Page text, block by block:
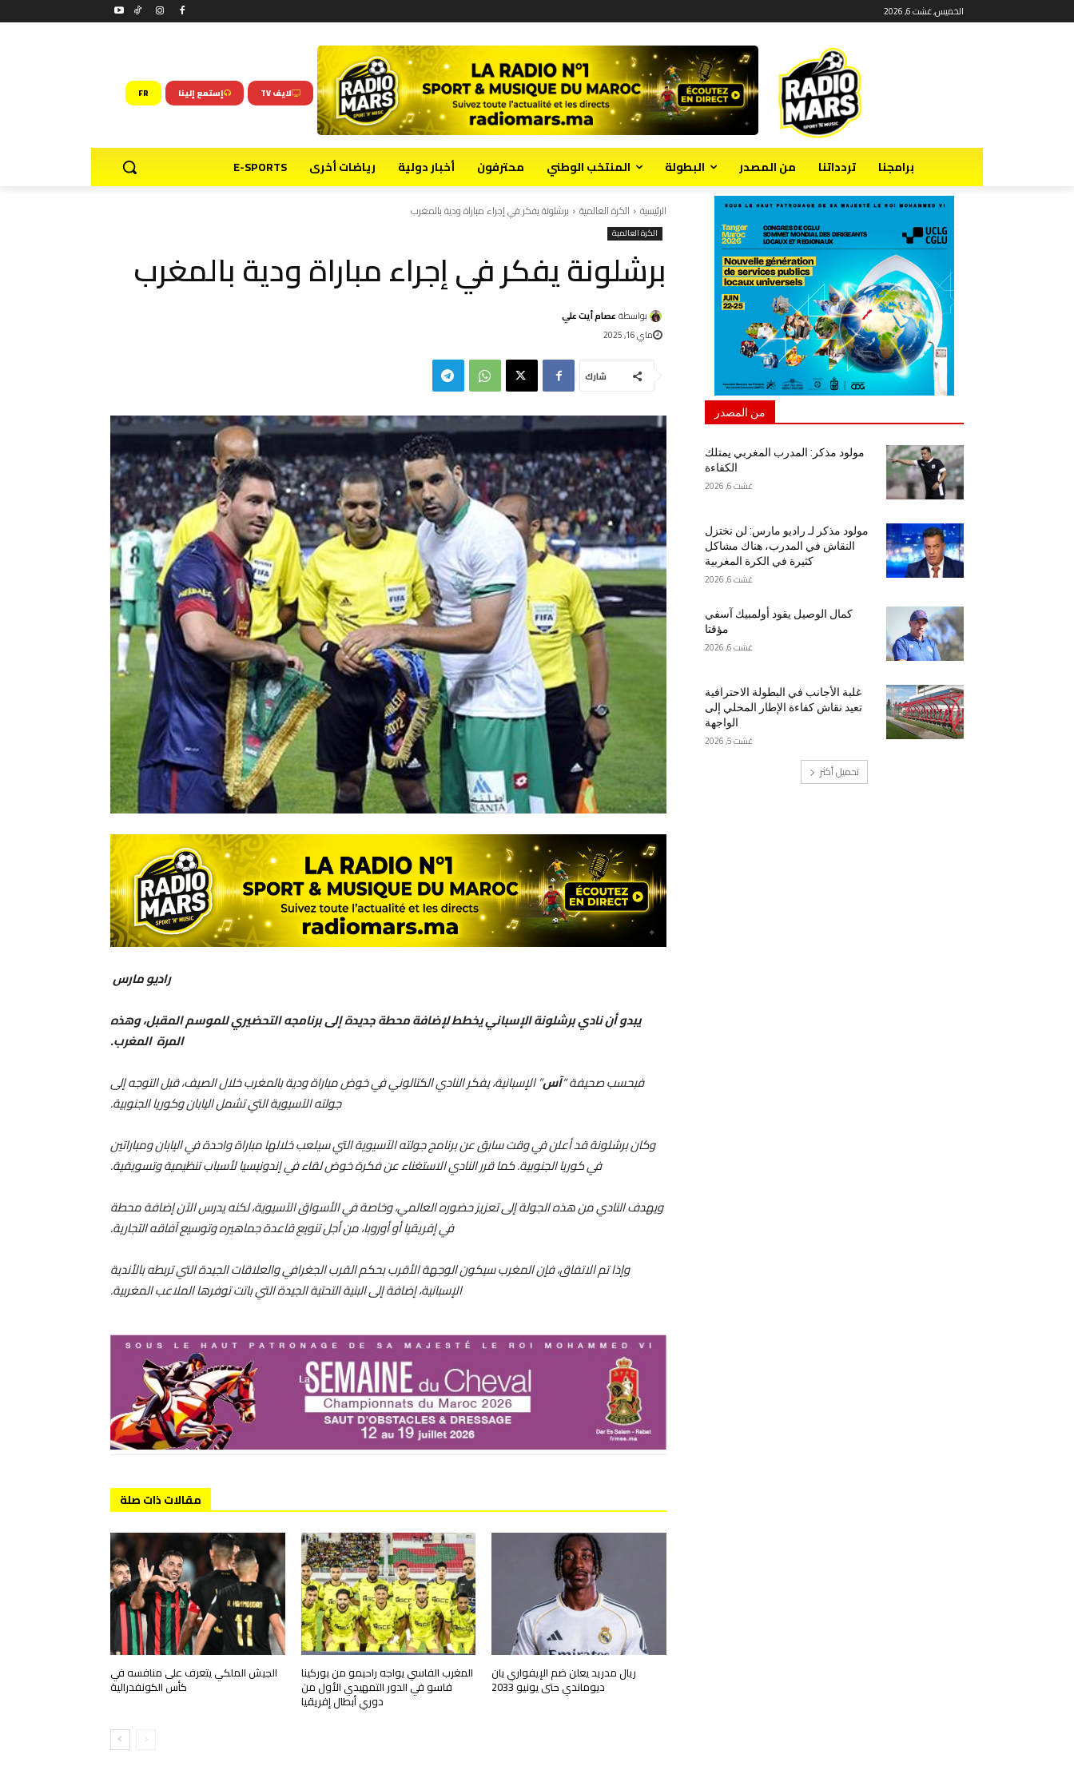
الخميس, غشت 6, 2026
لايف TV إستمع إلينا FR
برامجنا تردداتنا من المصدر البطولة المنتخب الوطني محترفون أخبار دولية رياضات أخرى E-SPORTS
الرئيسية الكرة العالمية برشلونة يفكر في إجراء مباراة ودية بالمغرب
الكرة العالمية
برشلونة يفكر في إجراء مباراة ودية بالمغرب
بواسطة عصام أيت علي
ماي 16, 2025
شارك
راديو مارس
يبدو أن نادي برشلونة الإسباني يخطط لإضافة محطة جديدة إلى برنامجه التحضيري للموسم المقبل، وهذه
المرة المغرب.
فبحسب صحيفة “آس” الإسبانية، يفكر النادي الكتالوني في خوض مباراة ودية بالمغرب خلال الصيف، قبل التوجه إلى
جولته الآسيوية التي تشمل اليابان وكوريا الجنوبية.
وكان برشلونة قد أعلن في وقت سابق عن برنامج جولته الآسيوية التي سيلعب خلالها مباراة واحدة في اليابان ومباراتين
في كوريا الجنوبية. كما قرر النادي الاستغناء عن فكرة خوض لقاء في إندونيسيا لأسباب تنظيمية وتسويقية.
ويهدف النادي من هذه الجولة إلى تعزيز حضوره العالمي، وخاصة في الأسواق الآسيوية، لكنه يدرس الآن إضافة محطة
في إفريقيا أو أوروبا، من أجل تنويع قاعدة جماهيره وتوسيع آفاقه التجارية.
وإذا تم الاتفاق، فإن المغرب سيكون الوجهة الأقرب بحكم القرب الجغرافي والعلاقات الجيدة التي تربطه بالأندية
الإسبانية، إضافة إلى البنية التحتية الجيدة التي باتت توفرها الملاعب المغربية.
مقالات ذات صلة
ريال مدريد يعلن ضم الإيفواري يان
ديوماندي حتى يونيو 2033
المغرب الفاسي يواجه راحيمو من بوركينا
فاسو في الدور التمهيدي الأول من
دوري أبطال إفريقيا
الجيش الملكي يتعرف على منافسه في
كأس الكونفدرالية
من المصدر
مولود مذكر: المدرب المغربي يمتلك
الكفاءة
غشت 6, 2026
مولود مذكر لـ راديو مارس: لن نختزل
النقاش في المدرب، هناك مشاكل
كثيرة في الكرة المغربية
غشت 6, 2026
كمال الوصيل يقود أولمبيك آسفي
مؤقتا
غشت 6, 2026
غلبة الأجانب في البطولة الاحترافية
تعيد نقاش كفاءة الإطار المحلي إلى
الواجهة
غشت 5, 2026
تحميل أكثر